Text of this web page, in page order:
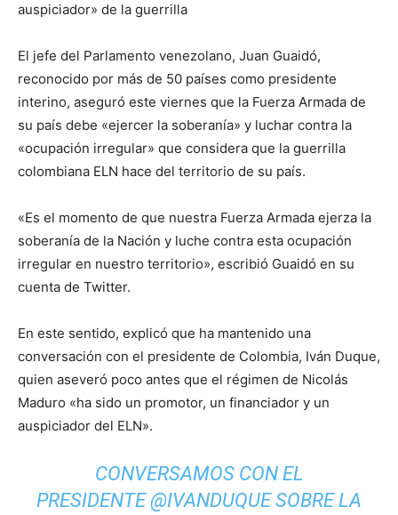
auspiciador» de la guerrilla
El jefe del Parlamento venezolano, Juan Guaidó,
reconocido por más de 50 países como presidente
interino, aseguró este viernes que la Fuerza Armada de
su país debe «ejercer la soberanía» y luchar contra la
«ocupación irregular» que considera que la guerrilla
colombiana ELN hace del territorio de su país.
«Es el momento de que nuestra Fuerza Armada ejerza la
soberanía de la Nación y luche contra esta ocupación
irregular en nuestro territorio», escribió Guaidó en su
cuenta de Twitter.
En este sentido, explicó que ha mantenido una
conversación con el presidente de Colombia, Iván Duque,
quien aseveró poco antes que el régimen de Nicolás
Maduro «ha sido un promotor, un financiador y un
auspiciador del ELN».
CONVERSAMOS CON EL
PRESIDENTE@IVANDUQUESOBRE LA